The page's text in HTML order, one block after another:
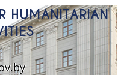
HUMANITARIAN